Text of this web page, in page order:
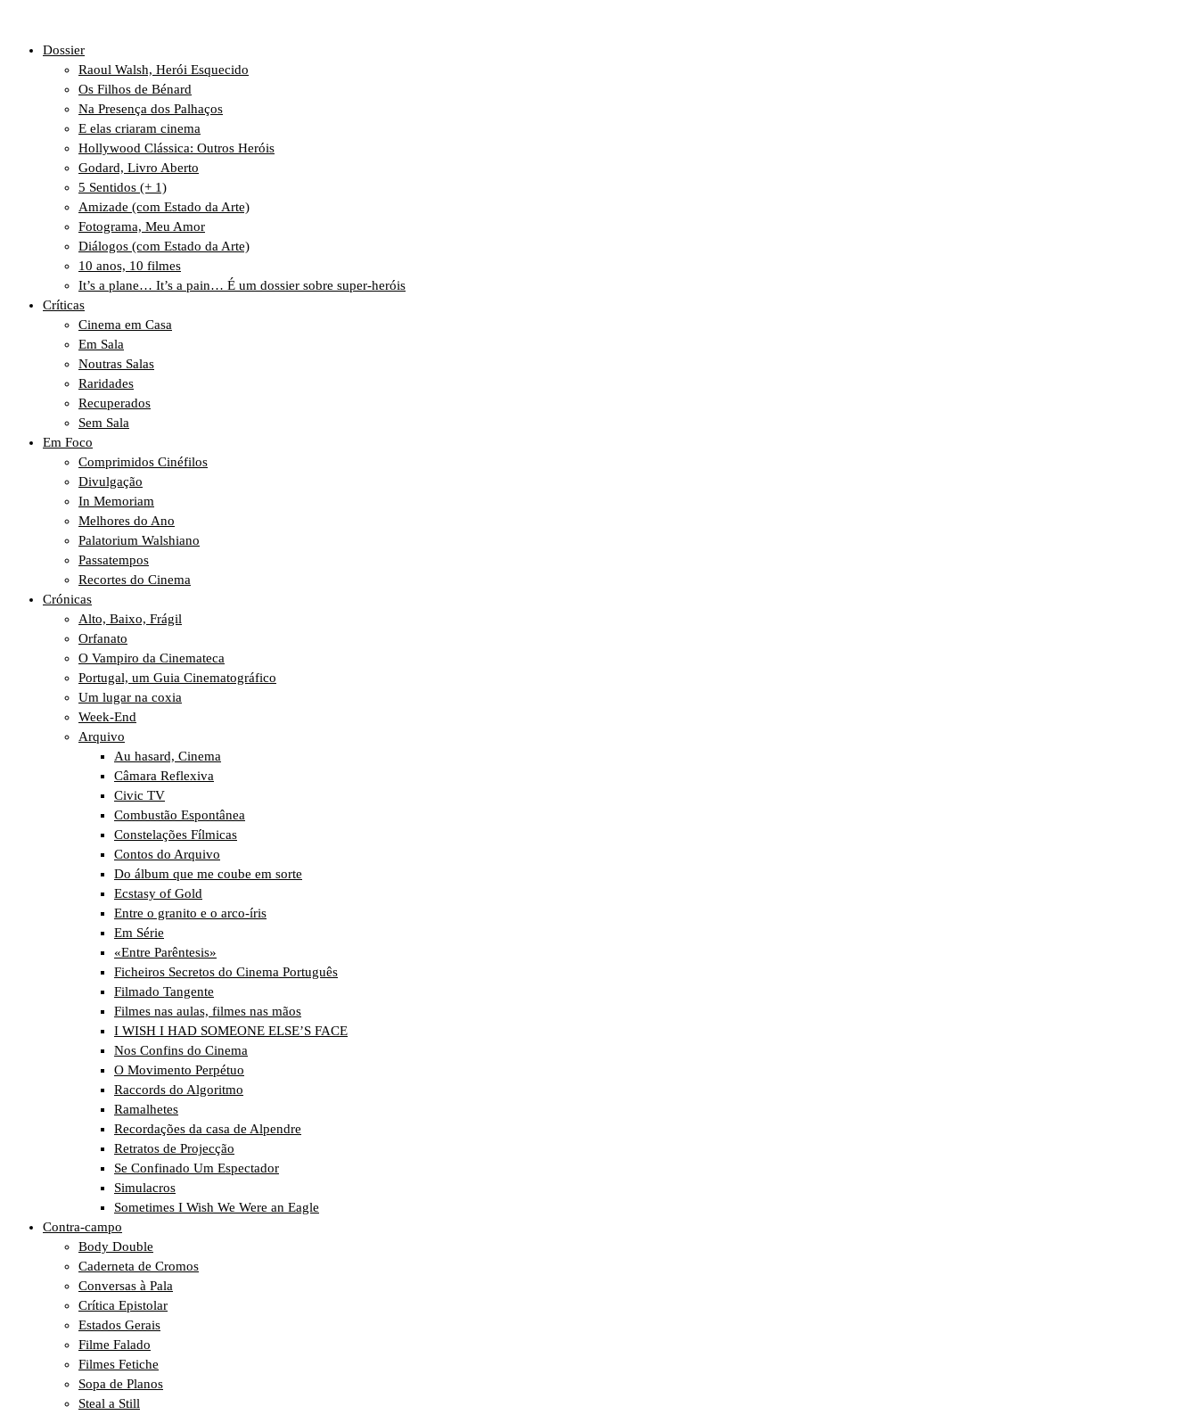
Dossier
Raoul Walsh, Herói Esquecido
Os Filhos de Bénard
Na Presença dos Palhaços
E elas criaram cinema
Hollywood Clássica: Outros Heróis
Godard, Livro Aberto
5 Sentidos (+ 1)
Amizade (com Estado da Arte)
Fotograma, Meu Amor
Diálogos (com Estado da Arte)
10 anos, 10 filmes
It’s a plane… It’s a pain… É um dossier sobre super-heróis
Críticas
Cinema em Casa
Em Sala
Noutras Salas
Raridades
Recuperados
Sem Sala
Em Foco
Comprimidos Cinéfilos
Divulgação
In Memoriam
Melhores do Ano
Palatorium Walshiano
Passatempos
Recortes do Cinema
Crónicas
Alto, Baixo, Frágil
Orfanato
O Vampiro da Cinemateca
Portugal, um Guia Cinematográfico
Um lugar na coxia
Week-End
Arquivo
Au hasard, Cinema
Câmara Reflexiva
Civic TV
Combustão Espontânea
Constelações Fílmicas
Contos do Arquivo
Do álbum que me coube em sorte
Ecstasy of Gold
Entre o granito e o arco-íris
Em Série
«Entre Parêntesis»
Ficheiros Secretos do Cinema Português
Filmado Tangente
Filmes nas aulas, filmes nas mãos
I WISH I HAD SOMEONE ELSE’S FACE
Nos Confins do Cinema
O Movimento Perpétuo
Raccords do Algoritmo
Ramalhetes
Recordações da casa de Alpendre
Retratos de Projecção
Se Confinado Um Espectador
Simulacros
Sometimes I Wish We Were an Eagle
Contra-campo
Body Double
Caderneta de Cromos
Conversas à Pala
Crítica Epistolar
Estados Gerais
Filme Falado
Filmes Fetiche
Sopa de Planos
Steal a Still